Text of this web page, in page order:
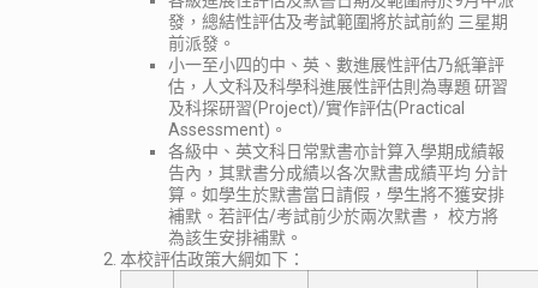
發，總結性評估及考試範圍將於試前約 三星期
前派發。
小一至小四的中、英、數進展性評估乃紙筆評
估，人文科及科學科進展性評估則為專題 研習
及科探研習(Project)/實作評估(Practical
Assessment)。
各級中、英文科日常默書亦計算入學期成績報
告內，其默書分成績以各次默書成績平均 分計
算。如學生於默書當日請假，學生將不獲安排
補默。若評估/考試前少於兩次默書， 校方將
為該生安排補默。
本校評估政策大綱如下：